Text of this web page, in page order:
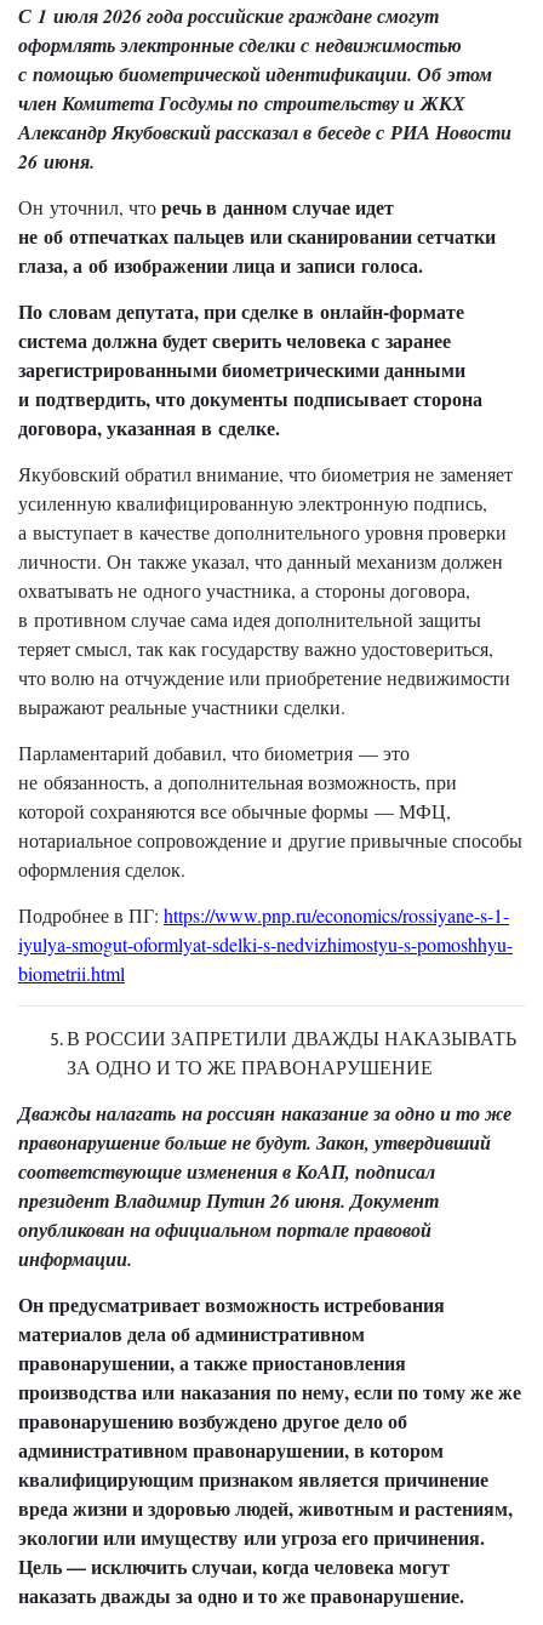
С 1 июля 2026 года российские граждане смогут
оформлять электронные сделки с недвижимостью
с помощью биометрической идентификации. Об этом
член Комитета Госдумы по строительству и ЖКХ
Александр Якубовский рассказал в беседе с РИА Новости
26 июня.
Он уточнил, чторечь в данном случае идет
не об отпечатках пальцев или сканировании сетчатки
глаза, а об изображении лица и записи голоса.
По словам депутата, при сделке в онлайн-формате
система должна будет сверить человека с заранее
зарегистрированными биометрическими данными
и подтвердить, что документы подписывает сторона
договора, указанная в сделке.
Якубовский обратил внимание, что биометрия не заменяет
усиленную квалифицированную электронную подпись,
а выступает в качестве дополнительного уровня проверки
личности. Он также указал, что данный механизм должен
охватывать не одного участника, а стороны договора,
в противном случае сама идея дополнительной защиты
теряет смысл, так как государству важно удостовериться,
что волю на отчуждение или приобретение недвижимости
выражают реальные участники сделки.
Парламентарий добавил, что биометрия — это
не обязанность, а дополнительная возможность, при
которой сохраняются все обычные формы — МФЦ,
нотариальное сопровождение и другие привычные способы
оформления сделок.
Подробнее в ПГ: https://www.pnp.ru/economics/rossiyane-s-1-
iyulya-smogut-oformlyat-sdelki-s-nedvizhimostyu-s-pomoshhyu-
biometrii.html
В РОССИИ ЗАПРЕТИЛИ ДВАЖДЫ НАКАЗЫВАТЬ
ЗА ОДНО И ТО ЖЕ ПРАВОНАРУШЕНИЕ
Дважды налагать на россиян наказание за одно и то же
правонарушение больше не будут. Закон, утвердивший
соответствующие изменения в КоАП, подписал
президент Владимир Путин 26 июня. Документ
опубликован на официальном портале правовой
информации.
Он предусматривает возможность истребования
материалов дела об административном
правонарушении, а также приостановления
производства или наказания по нему, если по тому же же
правонарушению возбуждено другое дело об
административном правонарушении, в котором
квалифицирующим признаком является причинение
вреда жизни и здоровью людей, животным и растениям,
экологии или имуществу или угроза его причинения.
Цель — исключить случаи, когда человека могут
наказать дважды за одно и то же правонарушение.